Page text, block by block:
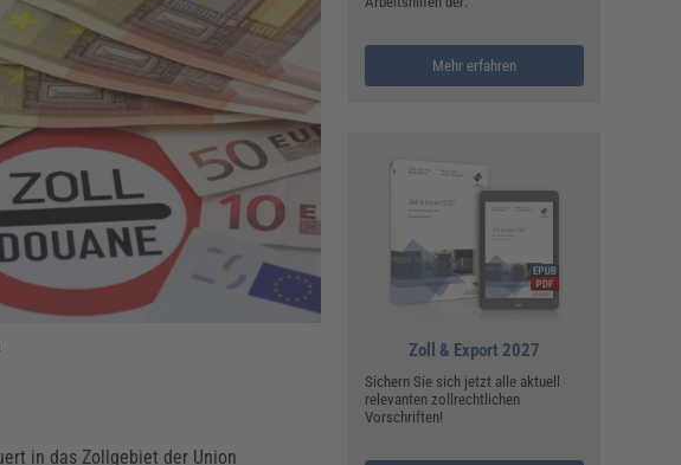
Hausmeister & Haustechnik
Vergaberecht
Personalmanagement
Fachpublikationen & Arbeitshilfen
Weiterbildungen (AKADEMIE HERKERT)
in das Zollgebiet der Union
Mehr erfahren
Zoll & Export 2027
Sichern Sie sich jetzt alle aktuell
relevanten zollrechtlichen
Vorschriften!